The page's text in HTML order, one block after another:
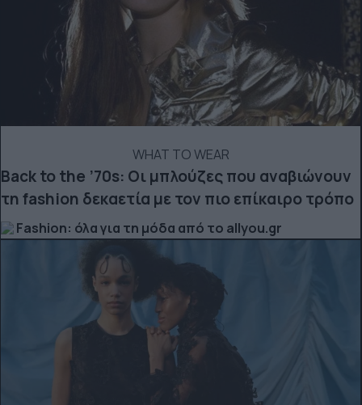
WHAT TO WEAR
Back to the ’70s: Οι μπλούζες που αναβιώνουν
τη fashion δεκαετία με τον πιο επίκαιρο τρόπο
Fashion: όλα για τη μόδα από το allyou.gr